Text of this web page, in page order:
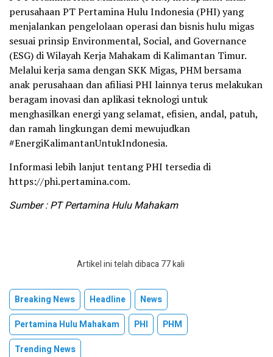
perusahaan PT Pertamina Hulu Indonesia (PHI) yang
menjalankan pengelolaan operasi dan bisnis hulu migas
sesuai prinsip Environmental, Social, and Governance
(ESG) di Wilayah Kerja Mahakam di Kalimantan Timur.
Melalui kerja sama dengan SKK Migas, PHM bersama
anak perusahaan dan afiliasi PHI lainnya terus melakukan
beragam inovasi dan aplikasi teknologi untuk
menghasilkan energi yang selamat, efisien, andal, patuh,
dan ramah lingkungan demi mewujudkan
#EnergiKalimantanUntukIndonesia.
Informasi lebih lanjut tentang PHI tersedia di
https://phi.pertamina.com.
Sumber : PT Pertamina Hulu Mahakam
Artikel ini telah dibaca 77 kali
Breaking News Headline
News
Pertamina Hulu Mahakam
PHI
PHM
Trending News